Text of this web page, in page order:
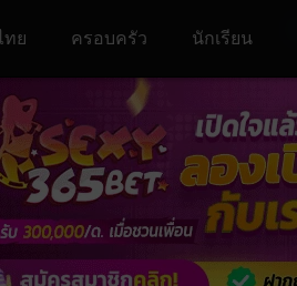
ทย ครอบครัว นักเรียน